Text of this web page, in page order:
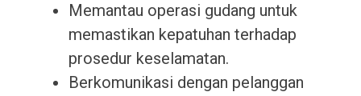
Memantau operasi gudang untuk
memastikan kepatuhan terhadap
prosedur keselamatan.
Berkomunikasi dengan pelanggan